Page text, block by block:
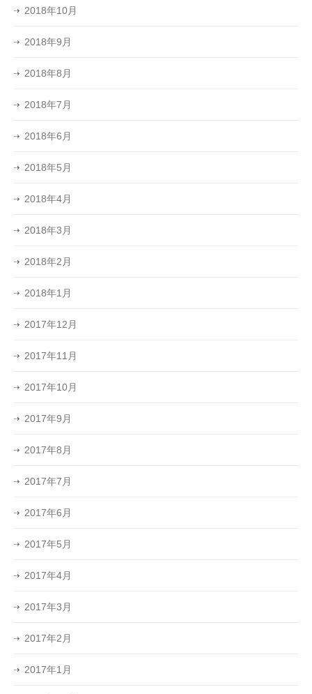
2018年10月
2018年9月
2018年8月
2018年7月
2018年6月
2018年5月
2018年4月
2018年3月
2018年2月
2018年1月
2017年12月
2017年11月
2017年10月
2017年9月
2017年8月
2017年7月
2017年6月
2017年5月
2017年4月
2017年3月
2017年2月
2017年1月